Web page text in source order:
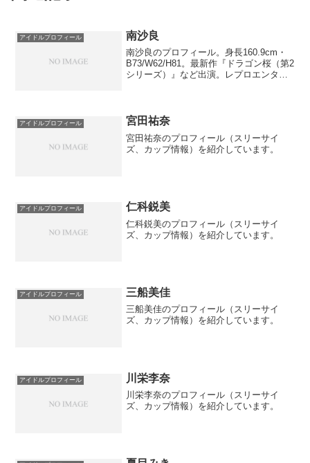
アイドルプロフィール 南沙良
南沙良のプロフィール。身長160.9cm・
B73/W62/H81。最新作『ドラゴン桜（第2
シリーズ）』など出演。レプロエンタテ
アイドルプロフィール 宮田祐奈
宮田祐奈のプロフィール（スリーサイ
ズ、カップ情報）を紹介しています。
アイドルプロフィール 仁科鋭美
仁科鋭美のプロフィール（スリーサイ
ズ、カップ情報）を紹介しています。
アイドルプロフィール 三船美佳
三船美佳のプロフィール（スリーサイ
ズ、カップ情報）を紹介しています。
アイドルプロフィール 川栄李奈
川栄李奈のプロフィール（スリーサイ
ズ、カップ情報）を紹介しています。